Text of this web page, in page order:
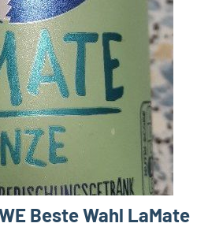
Beste Wahl LaMate